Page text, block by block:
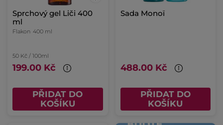
Sprchový gel Liči 400
ml
Flakon 400 ml
50 Kč / 100ml
199.00 Kč
PŘIDAT DO
KOŠÍKU
Sada Monoï
488.00 Kč
PŘIDAT DO
KOŠÍKU